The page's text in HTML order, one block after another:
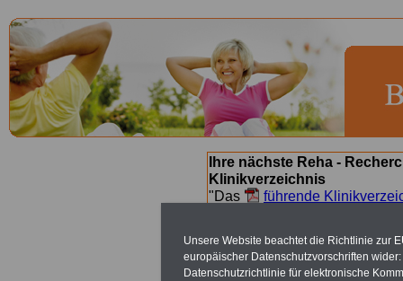
Ihre nächste Reha -
Klinikverzeichnis
"Das
führende
suchen. Beamtinnen und
Angebote nach
Unsere Website beachtet die Richtlinie zur
europäischer Datenschutzvorschriften
Datenschutzrichtlinie für elektronische